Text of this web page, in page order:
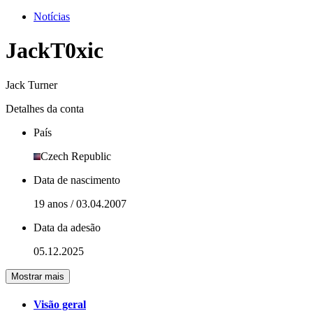
Notícias
JackT0xic
Jack Turner
Detalhes da conta
País
Czech Republic
Data de nascimento
19 anos / 03.04.2007
Data da adesão
05.12.2025
Mostrar mais
Visão geral